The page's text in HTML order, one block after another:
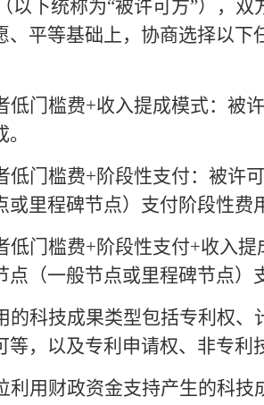
以下统称为“被许可方”），
、平等基础上，协商选择以
低门槛费+收入提成模式：被
低门槛费+阶段性支付：被许
里程碑节点）支付阶段性费
低门槛费+阶段性支付+收入
（一般节点或里程碑节点）
科技成果类型包括专利权、
，以及专利申请权、非专利
用财政资金支持产生的科技